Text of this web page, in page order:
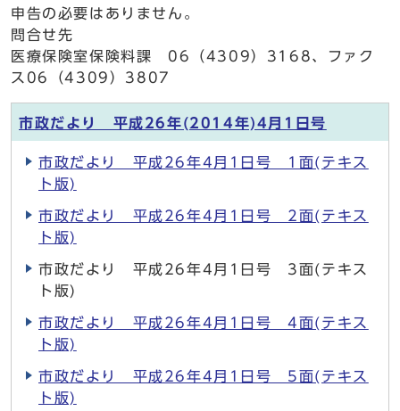
申告の必要はありません。
問合せ先
医療保険室保険料課 06（4309）3168、ファク
ス06（4309）3807
市政だより 平成26年(2014年)4月1日号
市政だより 平成26年4月1日号 1面(テキス
ト版)
市政だより 平成26年4月1日号 2面(テキス
ト版)
市政だより 平成26年4月1日号 3面(テキス
ト版)
市政だより 平成26年4月1日号 4面(テキス
ト版)
市政だより 平成26年4月1日号 5面(テキス
ト版)